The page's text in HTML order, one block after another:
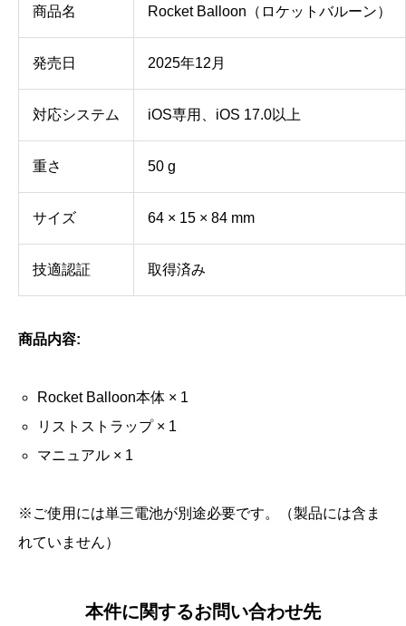
商品名 Rocket Balloon（ロケットバルーン）
発売日 2025年12月
対応システム iOS専用、iOS 17.0以上
重さ 50 g
サイズ 64 × 15 × 84 mm
技適認証 取得済み
商品内容:
Rocket Balloon本体 × 1
リストストラップ × 1
マニュアル × 1
※ご使用には単三電池が別途必要です。（製品には含ま
れていません）
本件に関するお問い合わせ先